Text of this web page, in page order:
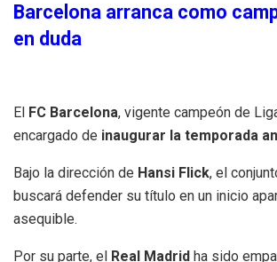
Barcelona arranca como
en duda
El FC Barcelona, vigente campeón de
encargado de inaugurar la temporada
Bajo la dirección de Hansi Flick, el
buscará defender su título en un inicio
asequible.
Por su parte, el Real Madrid ha sido